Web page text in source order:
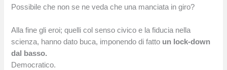
Possibile che non se ne veda che una manciata in giro?
Alla fine gli eroi; quelli col senso civico e la fiducia nella
scienza, hanno dato buca, imponendo di fatto un lock-down
dal basso.
Democratico.